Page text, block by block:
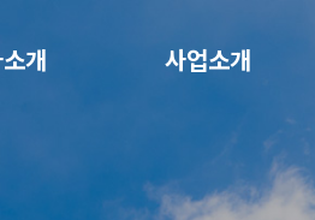
개 사업소개